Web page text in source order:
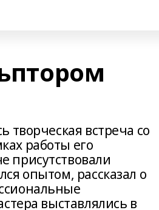
творческая встреча со
работы его
присутствовали
опытом, рассказал о
выставлялись в